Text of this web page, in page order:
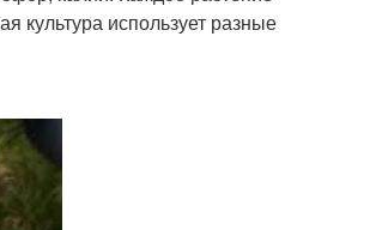
культура использует разные